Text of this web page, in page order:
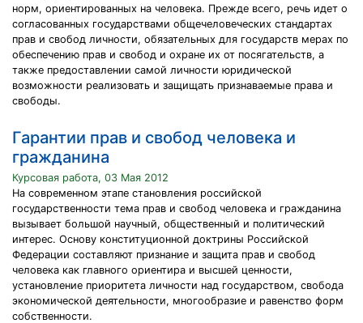
норм, ориентированных на человека. Прежде всего, речь идет о
согласованных государствами общечеловеческих стандартах
прав и свобод личности, обязательных для государств мерах по
обеспечению прав и свобод и охране их от посягательств, а
также предоставлении самой личности юридической
возможности реализовать и защищать признаваемые права и
свободы.
Гарантии прав и свобод человека и
гражданина
Курсовая работа, 03 Мая 2012
На современном этапе становления российской
государственности тема прав и свобод человека и гражданина
вызывает большой научный, общественный и политический
интерес. Основу конституционной доктрины Российской
Федерации составляют признание и защита прав и свобод
человека как главного ориентира и высшей ценности,
установление приоритета личности над государством, свобода
экономической деятельности, многообразие и равенство форм
собственности.